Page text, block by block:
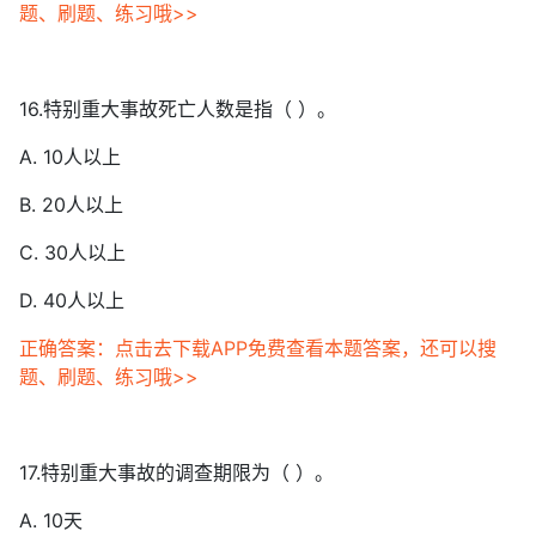
题、刷题、练习哦>>
16.特别重大事故死亡人数是指（ ）。
A. 10人以上
B. 20人以上
C. 30人以上
D. 40人以上
正确答案：点击去下载APP免费查看本题答案，还可以搜
题、刷题、练习哦>>
17.特别重大事故的调查期限为（ ）。
A. 10天